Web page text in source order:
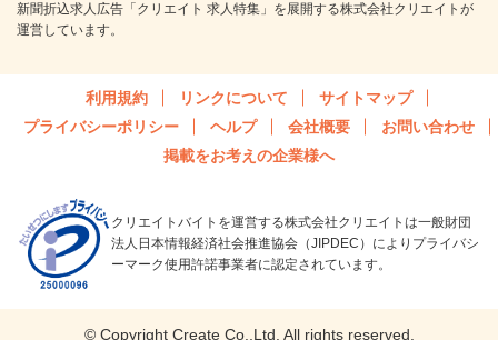
新聞折込求人広告「クリエイト 求人特集」を展開する株式会社クリエイトが
運営しています。
利用規約 リンクについて
サイトマップ
プライバシーポリシー
ヘルプ 会社概要
お問い合わせ
掲載をお考えの企業様へ
クリエイトバイトを運営する株式会社クリエイトは一般財団
法人日本情報経済社会推進協会（JIPDEC）によりプライバシ
ーマーク使用許諾事業者に認定されています。
© Copyright Create Co.,Ltd. All rights reserved.